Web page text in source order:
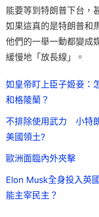
能要等到特朗普下台，
如果這真的是特朗普和
他們的一舉一動都變成
緩慢地「放長線」。
如皇帝盯上臣子姬妾：
和格陵蘭？
不排除使用武力 小特
美國領土?
歐洲面臨內外夾擊
Elon Musk全身投入英
能主宰民主？